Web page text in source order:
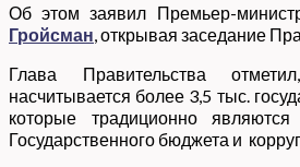
Об этом заявил Премьер-
Гройсман, открывая заседание
Глава Правительства
насчитывается более 3,5 тыс.
которые традиционно являются
Государственного бюджета и